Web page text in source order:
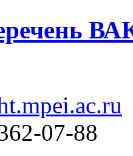
07-88